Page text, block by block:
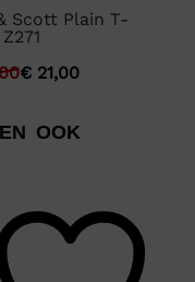
Scott Plain T-
€ 21,00
OOK